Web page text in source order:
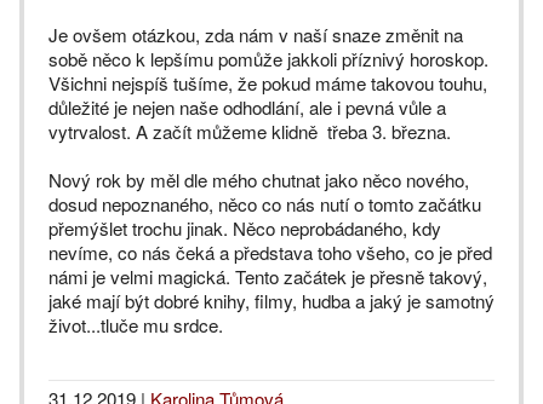
Je ovšem otázkou, zda nám v naší snaze změnit na
sobě něco k lepšímu pomůže jakkoli příznivý horoskop.
Všichni nejspíš tušíme, že pokud máme takovou touhu,
důležité je nejen naše odhodlání, ale i pevná vůle a
vytrvalost. A začít můžeme klidně třeba 3. března.
Nový rok by měl dle mého chutnat jako něco nového,
dosud nepoznaného, něco co nás nutí o tomto začátku
přemýšlet trochu jinak. Něco neprobádaného, kdy
nevíme, co nás čeká a představa toho všeho, co je před
námi je velmi magická. Tento začátek je přesně takový,
jaké mají být dobré knihy, filmy, hudba a jaký je samotný
život...tluče mu srdce.
31.12.2019 | Karolina Tůmová